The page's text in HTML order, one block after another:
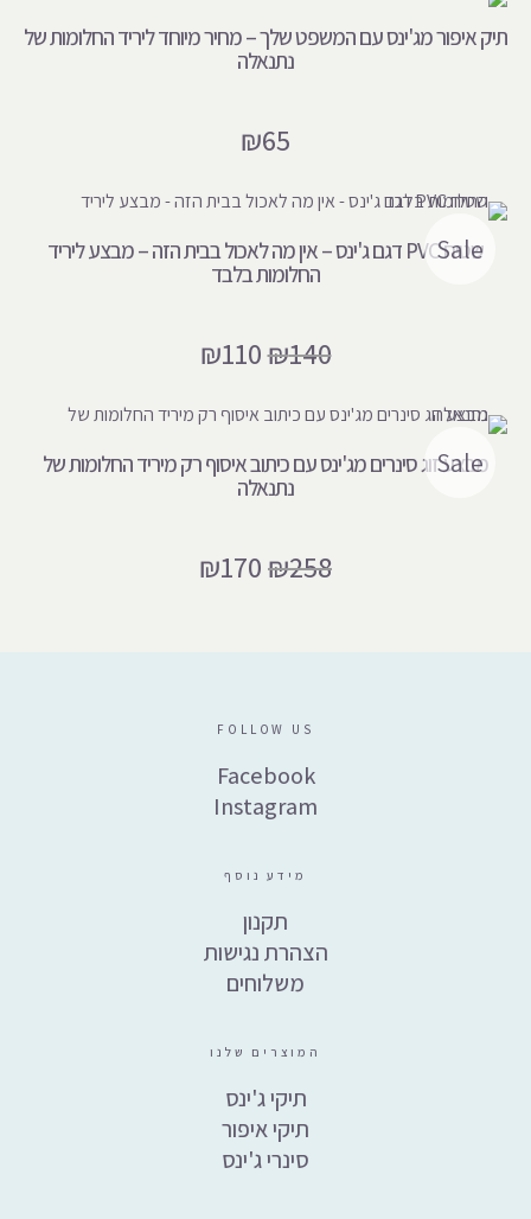
תיק איפור מג'ינס עם המשפט שלך – מחיר מיוחד ליריד החלומות של
נתנאלה
₪65
Sale
שטיח PVC דגם ג'ינס – אין מה לאכול בבית הזה – מבצע ליריד
החלומות בלבד
₪140
₪110
Sale
מבצע זוג סינרים מג'ינס עם כיתוב איסוף רק מיריד החלומות של
נתנאלה
₪258
₪170
FOLLOW US
Facebook
Instagram
מידע נוסף
תקנון
הצהרת נגישות
משלוחים
המוצרים שלנו
תיקי ג'ינס
תיקי איפור
סינרי ג'ינס